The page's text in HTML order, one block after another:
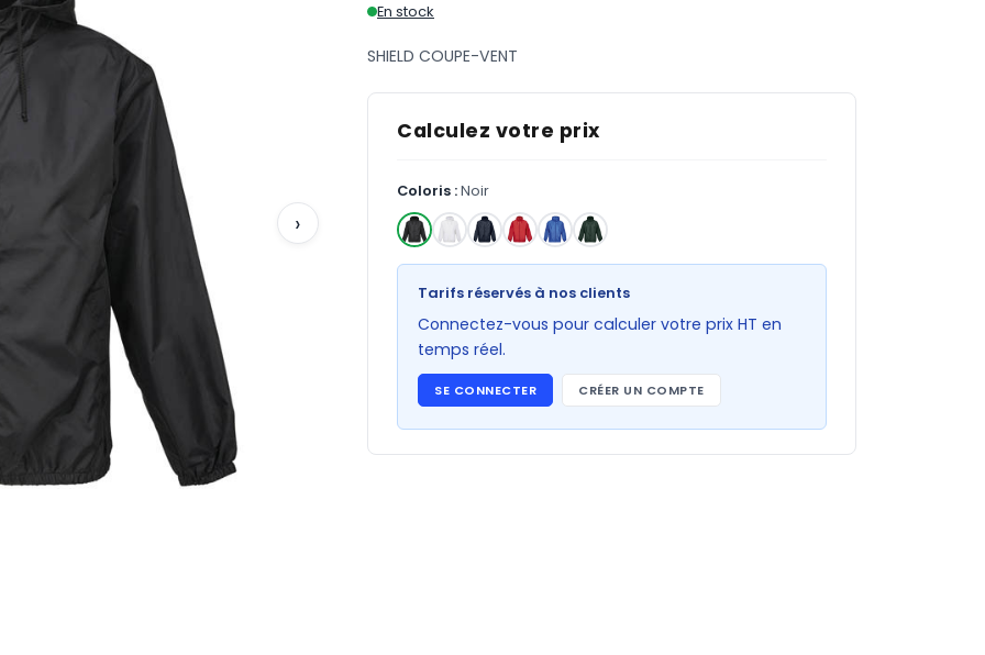
›
En stock
SHIELD COUPE-VENT
Calculez votre prix
Coloris :Noir
Tarifs réservés à nos clients
Connectez-vous pour calculer votre prix HT en
temps réel.
SE CONNECTER CRÉER UN COMPTE